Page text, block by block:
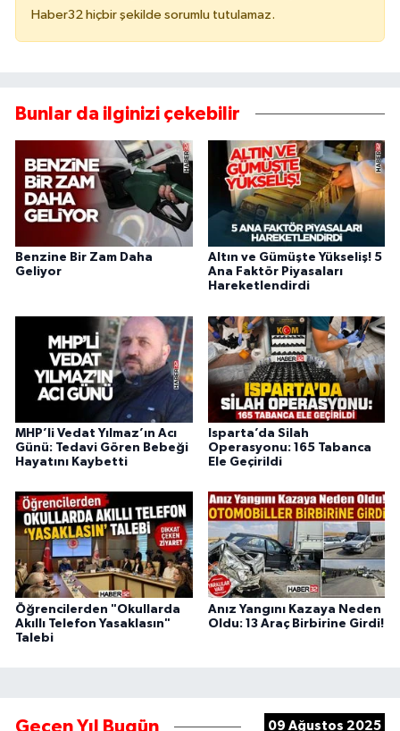
Haber32 hiçbir şekilde sorumlu tutulamaz.
Bunlar da ilginizi çekebilir
Benzine Bir Zam Daha
Geliyor
Altın ve Gümüşte Yükseliş! 5
Ana Faktör Piyasaları
Hareketlendirdi
MHP’li Vedat Yılmaz’ın Acı
Günü: Tedavi Gören Bebeği
Hayatını Kaybetti
Isparta’da Silah
Operasyonu: 165 Tabanca
Ele Geçirildi
Öğrencilerden "Okullarda
Akıllı Telefon Yasaklasın"
Talebi
Anız Yangını Kazaya Neden
Oldu: 13 Araç Birbirine Girdi!
Geçen Yıl Bugün 09 Ağustos 2025